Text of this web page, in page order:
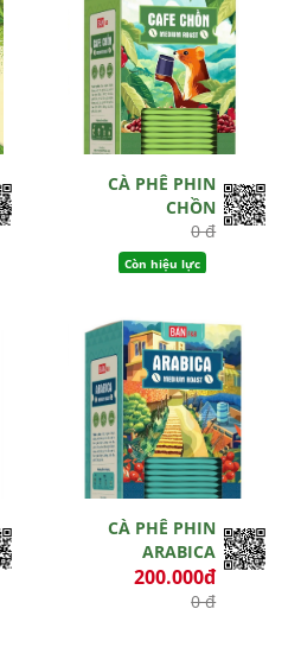
CÀ PHÊ PHIN
CHỒN
0 đ
Còn hiệu lực
CÀ PHÊ PHIN
ARABICA
200.000đ
0 đ